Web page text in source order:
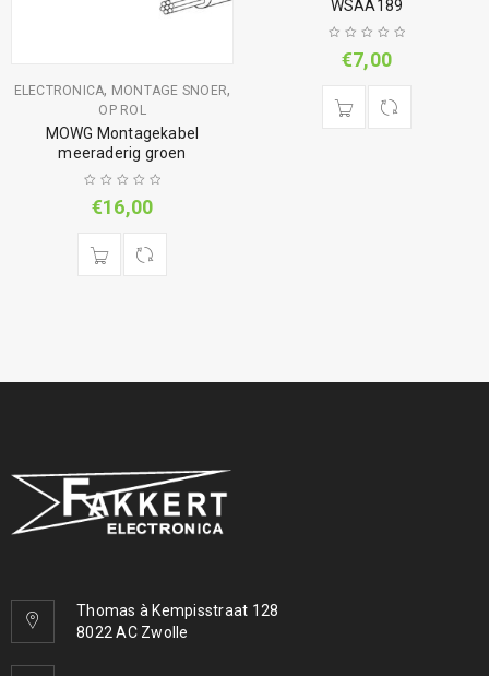
ELECTRONICA, MONTAGE SNOER,
OP ROL
MOWG Montagekabel
meeraderig groen
€16,00
WSAA189
€7,00
Thomas à Kempisstraat 128
8022 AC Zwolle